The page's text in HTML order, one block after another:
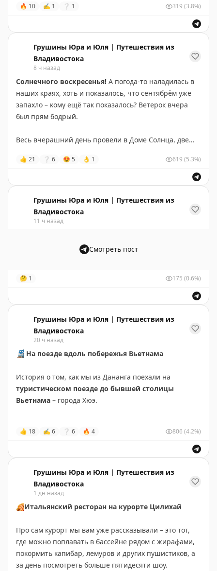
необычные локации читайте в наших
путеводителях
Что посмотреть и где побывать?
Кафе, рестораны и отель.
💛И как всегда путешествуйте подольше и подальше.
#Хуньчунь #Китай
🔥 10 ✍ 1 ❔ 1 319 (3.8%)
Грушины Юра и Юля | Путешествия из
Владивостока
8 ч назад
Солнечного воскресенья! А погода-то наладилась в
наших краях, хоть и показалось, что сентябрём уже
запахло – кому ещё так показалось? Ветерок вчера
был прям бодрый.
Весь вчерашний день провели в Доме Солнца, две
цукини, огурцы, кабачки. А Юра как обычно прошёлся
по лесу за грибами. Замораживаем их на зиму, потом
по выходным жарим картошечку со вкусом летнего
Дома Солнца.
Сегодня собираемся на море – надо ловить погоду,
Всем летнего настроения, хорошего дня и пусть всё
ваши ЮЮ
👍 21 ❔ 6 😍 5 👌 1 619 (5.3%)
Грушины Юра и Юля | Путешествия из
Владивостока
11 ч назад
Смотреть пост
🤔 1 175 (0.6%)
Грушины Юра и Юля | Путешествия из
Владивостока
20 ч назад
🚆 На поезде вдоль побережья Вьетнама
История о том, как мы из Дананга поехали на
туристическом поезде до бывшей столицы
Вьетнама – города Хюэ.
И это было вау! Мало того, что виды за окном
своя развлекательная программа была. Концерт в
вагоне-ресторане, народные песниХюэ– пока ехали
успели и потанцевать, и позавтракать, и восхититься
красотой за окнами.
чтобы попасть именно натуристическийнужно
искать в расписании номера с обозначениемHD– это
специальные составы с обзорными вагонами и
культурной программой. Обычные пассажирские идут
👍 18 ✍ 6 ❔ 6 🔥 4 806 (4.2%)
Грушины Юра и Юля | Путешествия из
Владивостока
1 дн назад
🍕Итальянский ресторан на курорте Цилихай
Про сам курорт мы вам уже рассказывали – это тот,
где можно поплавать в бассейне рядом с жирафами,
покормить капибар, лемуров и других пушистиков, а
за день посмотреть больше пятидесяти шоу.